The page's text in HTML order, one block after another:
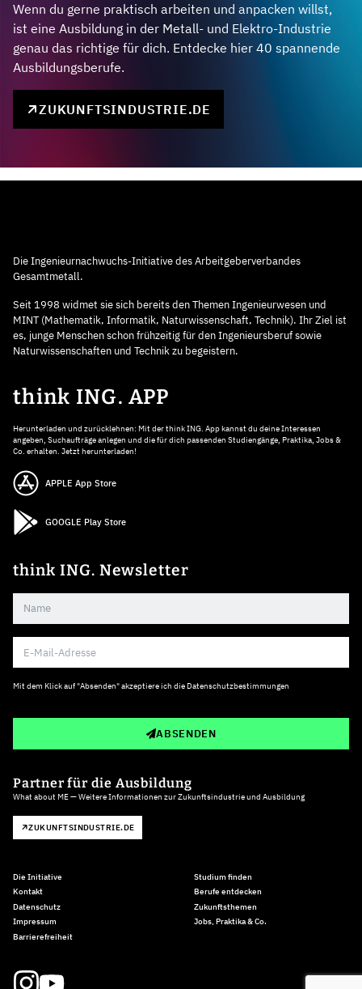
Wenn du gerne praktisch arbeiten und anpacken willst,
ist eine Ausbildung in der Metall- und Elektro-Industrie
genau das richtige für dich. Entdecke hier 40 spannende
Ausbildungsberufe.
ZUKUNFTSINDUSTRIE.DE
Die Ingenieurnachwuchs-Initiative des Arbeitgeberverbandes
Gesamtmetall.
Seit 1998 widmet sie sich bereits den Themen Ingenieurwesen und
MINT (Mathematik, Informatik, Naturwissenschaft, Technik). Ihr Ziel ist
es, junge Menschen schon frühzeitig für den Ingenieursberuf sowie
Naturwissenschaften und Technik zu begeistern.
think ING. APP
Herunterladen und zurücklehnen: Mit der think ING. App kannst du deine Interessen
angeben, Suchaufträge anlegen und die für dich passenden Studiengänge, Praktika, Jobs &
Co. erhalten. Jetzt herunterladen!
APPLE App Store
GOOGLE Play Store
think ING. Newsletter
Mit dem Klick auf "Absenden" akzeptiere ich die Datenschutzbestimmungen
ABSENDEN
Partner für die Ausbildung
What about ME — Weitere Informationen zur Zukunftsindustrie und Ausbildung
ZUKUNFTSINDUSTRIE.DE
Die Initiative
Kontakt
Datenschutz
Impressum
Barrierefreiheit
Studium finden
Berufe entdecken
Zukunftsthemen
Jobs, Praktika & Co.